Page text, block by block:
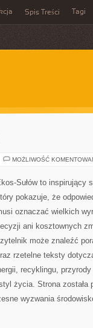
Spis Treści Tagi
MOŻLIWOŚĆ
Sułów to inspirujący
pokazuje, że
oznaczać wielkich
ani kosztownych
może znaleźć
rzetelne teksty
recyklingu,
życia. Strona została
wyzwania